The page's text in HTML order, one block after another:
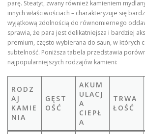
parę. Steatyt, zwany również kamieniem
innych właściwościach – charakteryzuje się
wyjątkową zdolnością do równomiernego
sprawia, że para jest delikatniejsza i bardziej
premium, często wybierana do saun, w których
subtelność. Poniższa tabela przedstawia
najpopularniejszych rodzajów kamieni:
RODZ
AJ
KAMIE
NIA
GĘST
OŚĆ
AKUM
ULACJ
A
CIEPŁ
A
TRWA
ŁOŚĆ